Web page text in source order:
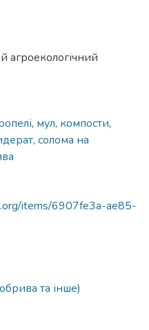
, мул, компости,
, солома на
items/6907fe3a-ae85-
та інше)